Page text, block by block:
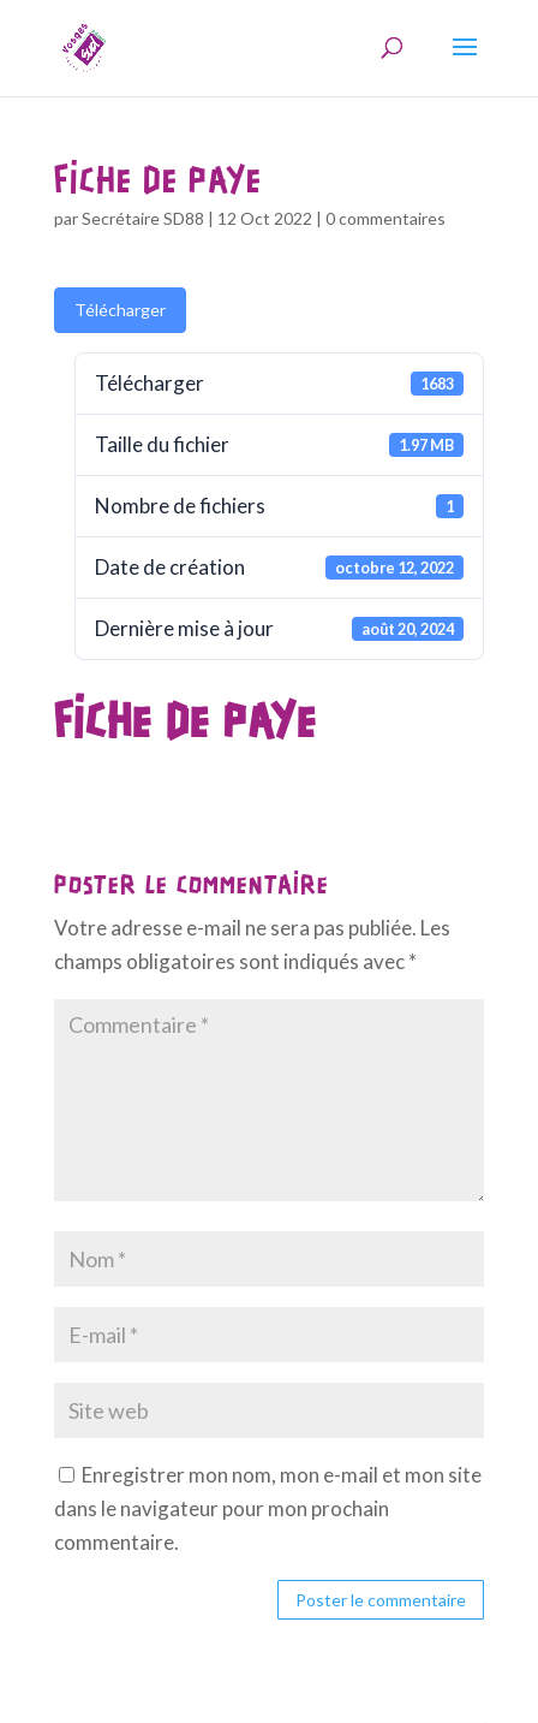
FICHE DE PAYE
parSecrétaire SD88 | 12 Oct 2022 | 0 commentaires
Télécharger
Télécharger 1683
Taille du fichier 1.97 MB
Nombre de fichiers 1
Date de création octobre 12, 2022
Dernière mise à jour août 20, 2024
FICHE DE PAYE
POSTER LE COMMENTAIRE
Votre adresse e-mail ne sera pas publiée. Les
champs obligatoires sont indiqués avec*
Enregistrer mon nom, mon e-mail et mon site
dans le navigateur pour mon prochain
commentaire.